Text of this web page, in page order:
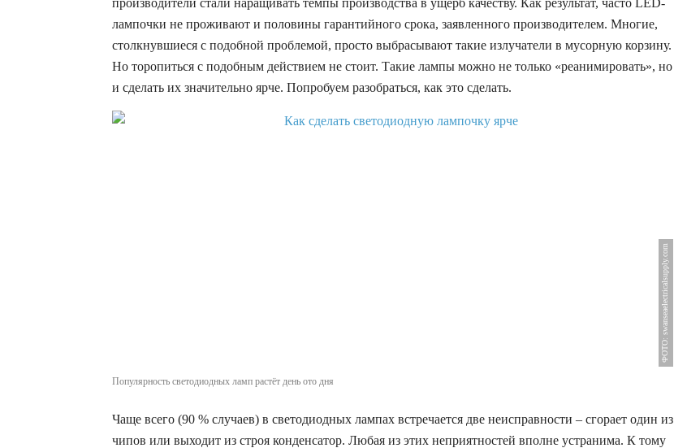
производители стали наращивать темпы производства в ущерб качеству. Как результат, часто LED-
лампочки не проживают и половины гарантийного срока, заявленного производителем. Многие,
столкнувшиеся с подобной проблемой, просто выбрасывают такие излучатели в мусорную корзину.
Но торопиться с подобным действием не стоит. Такие лампы можно не только «реанимировать», но
и сделать их значительно ярче. Попробуем разобраться, как это сделать.
ФОТО: swanseaelectricalsupply.com
Популярность светодиодных ламп растёт день ото дня
Чаще всего (90 % случаев) в светодиодных лампах встречается две неисправности – сгорает один из
чипов или выходит из строя конденсатор. Любая из этих неприятностей вполне устранима. К тому